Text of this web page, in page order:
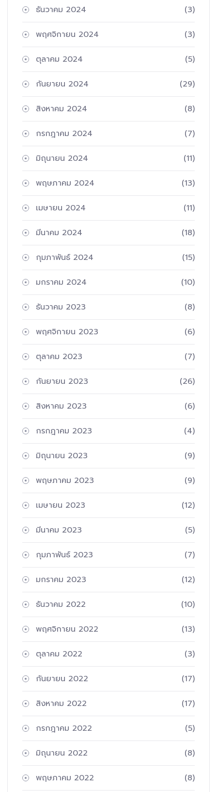
ธันวาคม 2024 (3)
พฤศจิกายน 2024 (3)
ตุลาคม 2024 (5)
กันยายน 2024 (29)
สิงหาคม 2024 (8)
กรกฎาคม 2024 (7)
มิถุนายน 2024 (11)
พฤษภาคม 2024 (13)
เมษายน 2024 (11)
มีนาคม 2024 (18)
กุมภาพันธ์ 2024 (15)
มกราคม 2024 (10)
ธันวาคม 2023 (8)
พฤศจิกายน 2023 (6)
ตุลาคม 2023 (7)
กันยายน 2023 (26)
สิงหาคม 2023 (6)
กรกฎาคม 2023 (4)
มิถุนายน 2023 (9)
พฤษภาคม 2023 (9)
เมษายน 2023 (12)
มีนาคม 2023 (5)
กุมภาพันธ์ 2023 (7)
มกราคม 2023 (12)
ธันวาคม 2022 (10)
พฤศจิกายน 2022 (13)
ตุลาคม 2022 (3)
กันยายน 2022 (17)
สิงหาคม 2022 (17)
กรกฎาคม 2022 (5)
มิถุนายน 2022 (8)
พฤษภาคม 2022 (8)